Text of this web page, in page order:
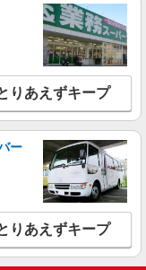
規定に基づき交通費支
細を見る
NEW
に基づき交通費支給
りあえずキープ
ー
りあえずキープ